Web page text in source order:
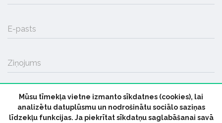
E-pasts
Ziņojums
SŪTĪT
Mūsu tīmekļa vietne izmanto sīkdatnes (cookies), lai
analizētu datuplūsmu un nodrošinātu sociālo saziņas
līdzekļu funkcijas. Ja piekrītat sīkdatņu saglabāšanai savā